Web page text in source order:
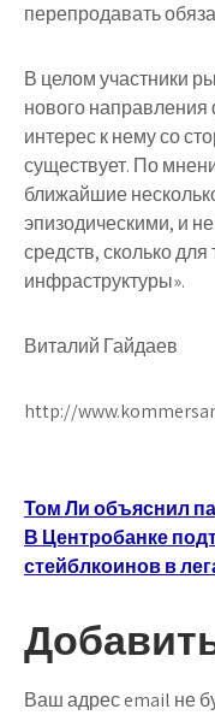
перепродавать
В целом участники
нового
интерес к нему со
существует. По
ближайшие
эпизодическими, и
средств, сколько
инфраструктуры».
Виталий Гайдаев
http://
по
Том Ли объяснил
В Центробанке
стейблкоинов в
Ваш адрес email не